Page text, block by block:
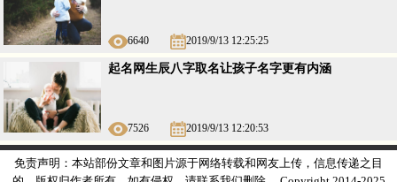
6640 2019/9/13 12:25:25
起名网生辰八字取名让孩子名字更有内涵
7526 2019/9/13 12:20:53
免责声明：本站部份文章和图片源于网络转载和网友上传，信息传递之目